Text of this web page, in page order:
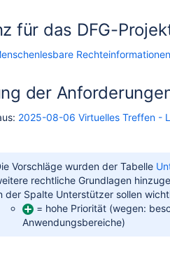
| Lizenzen Gruppe
in der Digitalisierung | Lizenzen
Rechtebeschreibung in
(Standardisierte
Grundlagen
in der
für das DFG-
Rechteinformationen
der
2025-08-06 Virtuelles Treffen -
Vorschläge wurden der Tabelle
rechtliche Grundlagen
der Spalte Unterstützer sollen
= hohe Priorität (wegen:
Anwendungsbereiche)